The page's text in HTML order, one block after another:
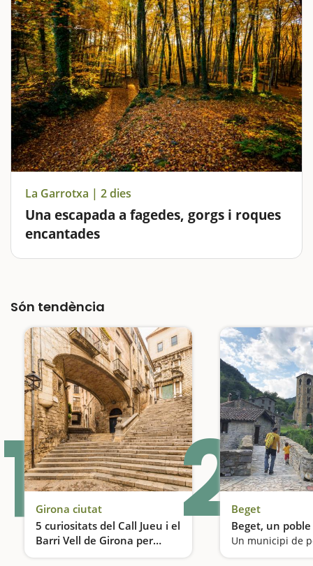
La Garrotxa | 2 dies
Una escapada a fagedes, gorgs i roques
encantades
La Garrotxa és un destí ideal per incentivar els nens a
Jordà, un paisatge espectacular sobretot a la…
Són tendència
1 Girona ciutat
5 curiositats del Call Jueu i el
Barri Vell de Girona per
descobrir en família
Ens divertim en un laberint de carrers amb molta història
2Beget
Beget, un
Un municipi de